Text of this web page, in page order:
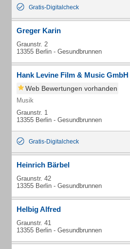
Gratis-Digitalcheck
Greger Karin
Graunstr. 2
13355 Berlin - Gesundbrunnen
Hank Levine Film & Music GmbH
Web Bewertungen vorhanden
Musik
Graunstr. 1
13355 Berlin - Gesundbrunnen
Gratis-Digitalcheck
Heinrich Bärbel
Graunstr. 42
13355 Berlin - Gesundbrunnen
Helbig Alfred
Graunstr. 41
13355 Berlin - Gesundbrunnen